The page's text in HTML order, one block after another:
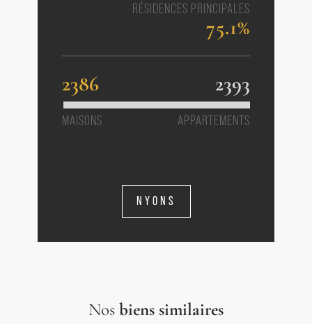
RÉSIDENCES PRINCIPALES
75.1%
2386 2393
MAISONS APPARTEMENTS
NYONS
Nos biens similaires